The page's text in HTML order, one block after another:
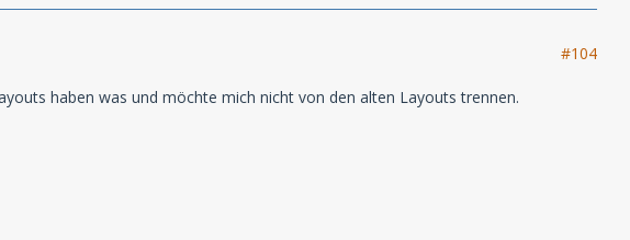
#104
haben was und möchte mich nicht von den alten Layouts trennen.